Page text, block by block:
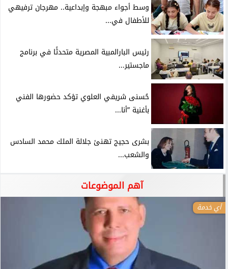
وسط أجواء مبهجة وإبداعية.. مهرجان ترفيهي
للأطفال في...
رئيس البارالمبية المصرية متحدثًا في برنامج
ماجستير...
حُسنى شريفي العلوي تؤكد حضورها الفني
بأغنية ”أنا...
بشرى حجيج تهنئ جلالة الملك محمد السادس
والشعب...
آهم الموضوعات
أي خدمة